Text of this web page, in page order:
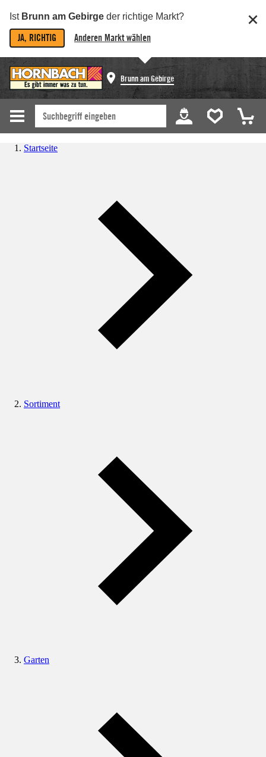
Ist Brunn am Gebirge der richtige Markt?
JA, RICHTIG Anderen Markt wählen
Brunn am Gebirge
Startseite
Sortiment
Garten